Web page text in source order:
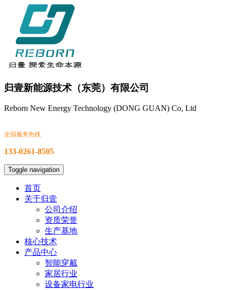
归壹新能源技术（东莞）有限公司
Reborn New Energy Technology (DONG GUAN) Co, Ltd
全国服务热线
133-0261-8505
Toggle navigation
首页
关于归壹
公司介绍
资质荣誉
生产基地
核心技术
产品中心
智能穿戴
家居行业
设备家电行业